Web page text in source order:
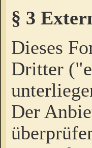
§ 3
Dieses
Dritter
Der